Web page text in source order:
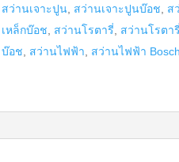
23
E
Professional
quantity
สว่านเจาะปูน สว่านเจาะปูนบ๊อช ส
เหล็กบ๊อช
สว่านโรตารี่ สว่านโรตา
บ๊อช
สว่านไฟฟ้า สว่านไฟฟ้า Bosch